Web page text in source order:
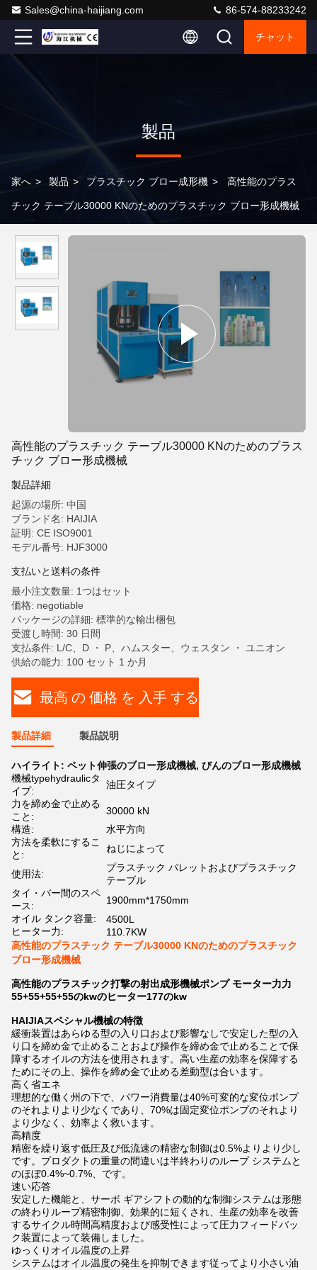
Sales@china-haijiang.com 86-574-88233242
チャット
製品
家へ > 製品 > プラスチック ブロー成形機 > 高性能のプラス
チック テーブル30000 KNのためのプラスチック ブロー形成機械
高性能のプラスチック テーブル30000 KNのためのプラス
チック ブロー形成機械
製品詳細
起源の場所: 中国
ブランド名: HAIJIA
証明: CE ISO9001
モデル番号: HJF3000
支払いと送料の条件
最小注文数量: 1つはセット
価格: negotiable
パッケージの詳細: 標準的な輸出梱包
受渡し時間: 30 日間
支払条件: L/C、D ・ P、ハムスター、ウェスタン ・ ユニオン
供給の能力: 100 セット 1 か月
最高 の 価格 を 入手 する
製品詳細 製品説明
ハイライト: ペット伸張のブロー形成機械, びんのブロー形成機械
機械typehydraulicタ
イプ:
油圧タイプ
力を締め金で止める
こと:
30000 kN
構造:
水平方向
方法を柔軟にするこ
と:
ねじによって
使用法:
プラスチック パレットおよびプラスチック
テーブル
タイ・バー間のスペ
ース:
1900mm*1750mm
オイル タンク容量:
4500L
ヒーター力:
110.7KW
高性能のプラスチック テーブル30000 KNのためのプラスチック
ブロー形成機械
高性能のプラスチック打撃の射出成形機械ポンプ モーター力力
55+55+55+55のkwのヒーター177のkw
HAIJIAスペシャル機械の特徴
緩衝装置はあらゆる型の入り口および影響なしで安定した型の入
り口を締め金で止めることおよび操作を締め金で止めることで保
障するオイルの方法を使用されます。高い生産の効率を保障する
ためにその上、操作を締め金で止める差動型は合います。
高く省エネ
理想的な働く州の下で、パワー消費量は40%可変的な変位ポンプ
のそれよりより少なくであり、70%は固定変位ポンプのそれより
より少なく、効率よく救います。
高精度
精密を繰り返す低圧及び低流速の精密な制御は0.5%よりより少し
です。プロダクトの重量の間違いは半終わりのループ システムと
のほぼ0.4%~0.7%、です。
速い応答
安定した機能と、サーボ ギアシフトの動的な制御システムは形態
の終わりループ精密制御、効果的に短くされ、生産の効率を改善
するサイクル時間高精度および感受性によって圧力フィードバッ
ク装置によって装備しました。
ゆっくりオイル温度の上昇
システムはオイル温度の発生を抑制できます従ってより小さい油